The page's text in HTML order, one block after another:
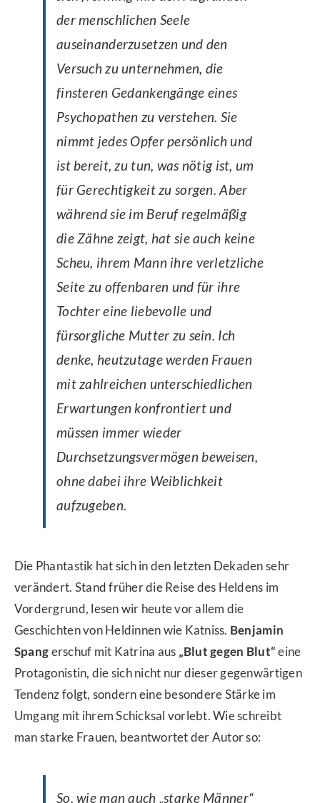
der menschlichen Seele
auseinanderzusetzen und den
Versuch zu unternehmen, die
finsteren Gedankengänge eines
Psychopathen zu verstehen. Sie
nimmt jedes Opfer persönlich und
ist bereit, zu tun, was nötig ist, um
für Gerechtigkeit zu sorgen. Aber
während sie im Beruf regelmäßig
die Zähne zeigt, hat sie auch keine
Scheu, ihrem Mann ihre verletzliche
Seite zu offenbaren und für ihre
Tochter eine liebevolle und
fürsorgliche Mutter zu sein. Ich
denke, heutzutage werden Frauen
mit zahlreichen unterschiedlichen
Erwartungen konfrontiert und
müssen immer wieder
Durchsetzungsvermögen beweisen,
ohne dabei ihre Weiblichkeit
aufzugeben.
Die Phantastik hat sich in den letzten Dekaden sehr
verändert. Stand früher die Reise des Heldens im
Vordergrund, lesen wir heute vor allem die
Geschichten von Heldinnen wie Katniss. Benjamin
Spangerschuf mit Katrina aus „Blut gegen Blut“eine
Protagonistin, die sich nicht nur dieser gegenwärtigen
Tendenz folgt, sondern eine besondere Stärke im
Umgang mit ihrem Schicksal vorlebt. Wie schreibt
man starke Frauen, beantwortet der Autor so:
So, wie man auch „starke Männer“